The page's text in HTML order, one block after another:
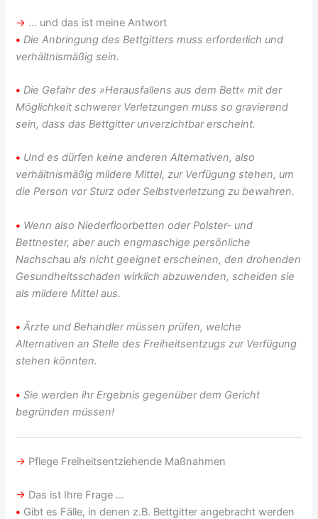
→ … und das ist meine Antwort
• Die Anbringung des Bettgitters muss erforderlich und
verhältnismäßig sein.
• Die Gefahr des »Herausfallens aus dem Bett« mit der
Möglichkeit schwerer Verletzungen muss so gravierend
sein, dass das Bettgitter unverzichtbar erscheint.
• Und es dürfen keine anderen Alternativen, also
verhältnismäßig mildere Mittel, zur Verfügung stehen, um
die Person vor Sturz oder Selbstverletzung zu bewahren.
• Wenn also Niederfloorbetten oder Polster- und
Bettnester, aber auch engmaschige persönliche
Nachschau als nicht geeignet erscheinen, den drohenden
Gesundheitsschaden wirklich abzuwenden, scheiden sie
als mildere Mittel aus.
• Ärzte und Behandler müssen prüfen, welche
Alternativen an Stelle des Freiheitsentzugs zur Verfügung
stehen könnten.
• Sie werden ihr Ergebnis gegenüber dem Gericht
begründen müssen!
→ Pflege Freiheitsentziehende Maßnahmen
→ Das ist Ihre Frage …
• Gibt es Fälle, in denen z.B. Bettgitter angebracht werden